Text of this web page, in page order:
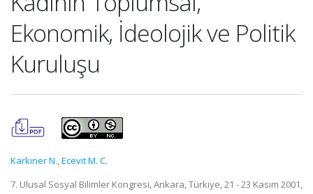
Ekonomik, İdeolojik ve Politik
Kuruluşu
Karkıner N.,Ecevit M. C.
7. Ulusal Sosyal Bilimler Kongresi, Ankara, Türkiye, 21 - 23 Kasım 2001,